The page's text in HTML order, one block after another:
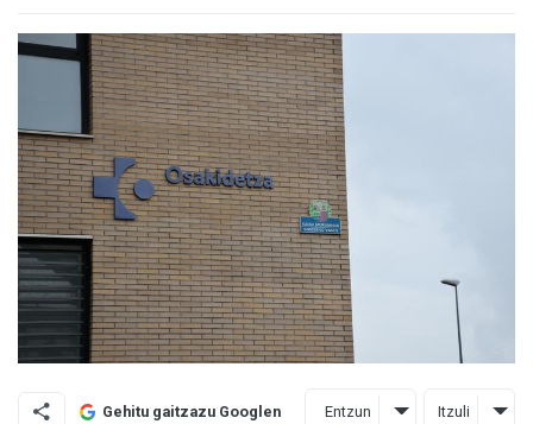
Gehitu gaitzazu Googlen Entzun Itzuli